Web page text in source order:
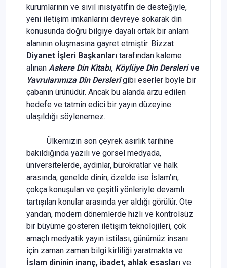
kurumlarının ve sivil inisiyatifin de desteğiyle,
yeni iletişim imkanlarını devreye sokarak din
konusunda doğru bilgiye dayalı ortak bir anlam
alanının oluşmasına gayret etmiştir. Bizzat
Diyanet İşleri Başkanları tarafından kaleme
alınan Askere Din Kitabı, Köylüye Din Derslerive
Yavrularımıza Din Derslerigibi eserler böyle bir
çabanın ürünüdür. Ancak bu alanda arzu edilen
hedefe ve tatmin edici bir yayın düzeyine
ulaşıldığı söylenemez.
Ülkemizin son çeyrek asırlık tarihine
bakıldığında yazılı ve görsel medyada,
üniversitelerde, aydınlar, bürokratlar ve halk
arasında, genelde dinin, özelde ise İslam’ın,
çokça konuşulan ve çeşitli yönleriyle devamlı
tartışılan konular arasında yer aldığı görülür. Öte
yandan, modern dönemlerde hızlı ve kontrolsüz
bir büyüme gösteren iletişim teknolojileri, çok
amaçlı medyatik yayın istilası, günümüz insanı
için zaman zaman bilgi kirliliği yaratmakta ve
İslam dininin inanç, ibadet, ahlak esasları ve